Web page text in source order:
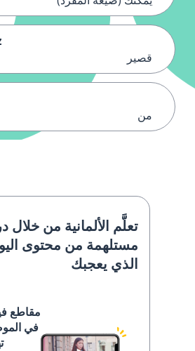
قصير
من
تعلَّم الألمانية من
مستلهمة من محتوى
الذي يعجبك
مقاطع
في